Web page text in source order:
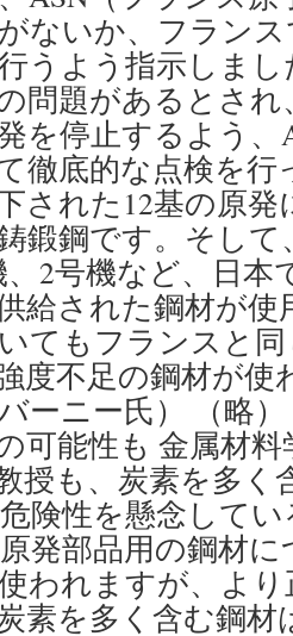
ないか、フラン
うよう指示しま
問題があるとさ
を停止するよう、
徹底的な点検を
された12基の原
鍛鋼です。そし
、2号機など、日本
給された鋼材が
てもフランスと
度不足の鋼材が
ーニー氏） （略
可能性も 金属材
授も、炭素を多く
険性を懸念してい
発部品用の鋼材
われますが、よ
素を多く含む鋼